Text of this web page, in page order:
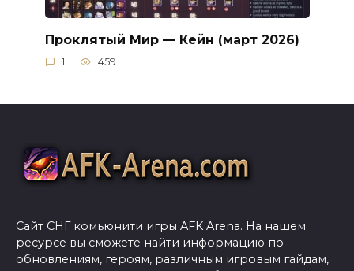
Проклятый Мир — Кейн (март 2026)
1 459
Сайт СНГ комьюнити игры AFK Arena. На нашем
ресурсе вы сможете найти информацию по
обновлениям, героям, различным игровым гайдам,